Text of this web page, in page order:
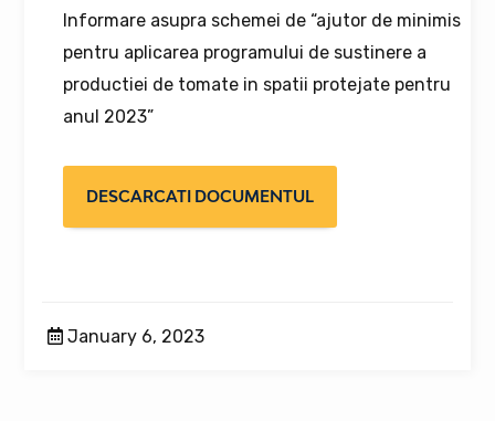
Informare asupra schemei de “ajutor de minimis
pentru aplicarea programului de sustinere a
productiei de tomate in spatii protejate pentru
anul 2023”
DESCARCATI DOCUMENTUL
January 6, 2023